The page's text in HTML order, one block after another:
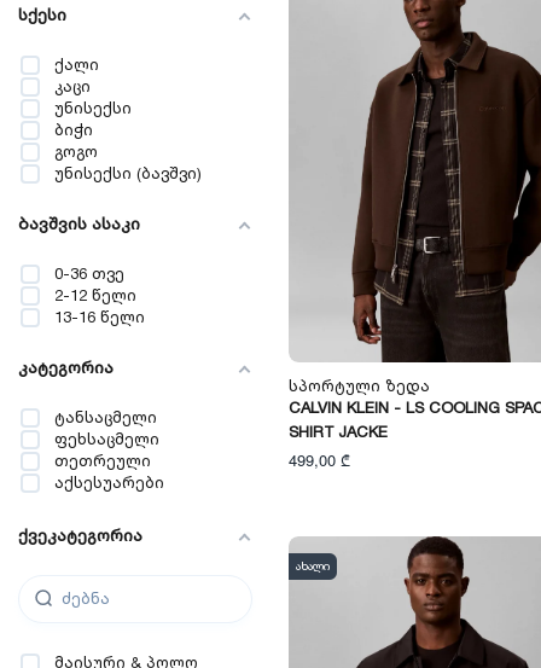
Სპორტული Ზედა
CALVIN KLEIN - LS COOLING
SHIRT JACKE
499,00 ₾
ახალი
სქესი
ქალი
კაცი
უნისექსი
ბიჭი
გოგო
უნისექსი (ბავშვი)
ბავშვის ასაკი
0-36 თვე
2-12 წელი
13-16 წელი
კატეგორია
ტანსაცმელი
ფეხსაცმელი
თეთრეული
აქსესუარები
ქვეკატეგორია
მაისური & პოლო